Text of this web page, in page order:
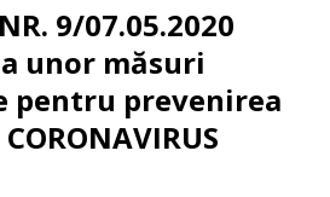
9/07.05.2020
unor măsuri
pentru prevenirea